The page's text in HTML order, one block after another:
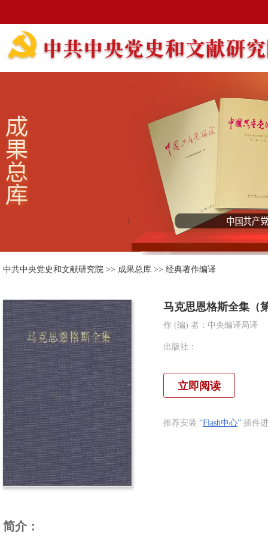
中共中央党史和文献研究院 >> 成果总库 >> 经典著作编译
马克思恩格斯全集（
作 (编) 者： 中央编译局译
出版社：
立即阅读
推荐安装 “Flash中心” 插件
简介：